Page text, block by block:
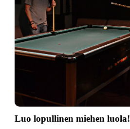
Luo lopullinen miehen luola!